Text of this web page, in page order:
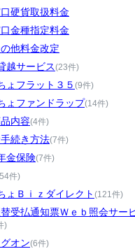
硬貨取扱料金
金種指定料金
他料金改定
越サービス(23件)
ょフラット３５ (9件)
ょファンドラップ(14件)
内容(4件)
続き方法(7件)
金保険(7件)
件)
ょＢｉｚダイレクト (121件)
受払通知票Ｗｅｂ照会サー
)
オン(6件)